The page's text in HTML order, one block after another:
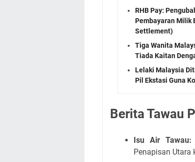
RHB Pay:
Pembayaran Milik
Settlement)
Tiga Wanita
Tiada Kaitan
Lelaki Malaysia
Pil Ekstasi Guna
Berita Tawau
Isu Air Tawau:
Penapisan